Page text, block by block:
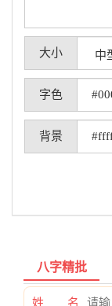
大小
字色
背景
八字精批
姓 名